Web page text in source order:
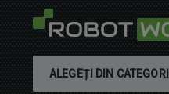
ALEGEȚI DIN